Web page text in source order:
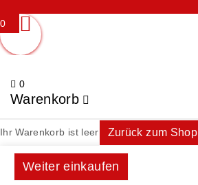
0
0
Warenkorb
Ihr Warenkorb ist leer Zurück zum Shop
Weiter einkaufen